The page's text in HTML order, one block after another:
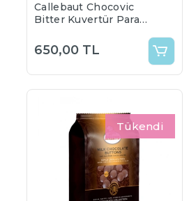
Callebaut Chocovic
Bitter Kuvertür Para
(Bölünmüş) %47 Bitter
650,00 TL
Tükendi